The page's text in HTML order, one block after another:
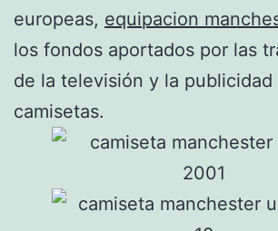
europeas, equipacion
los fondos aportados por las
de la televisión y la publicidad
camisetas.